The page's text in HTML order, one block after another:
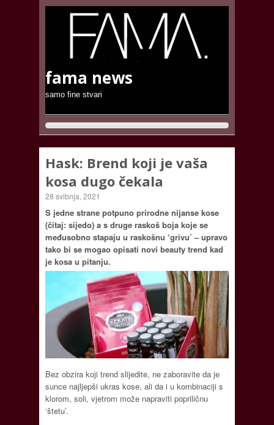
fama news
samo fine stvari
Hask: Brend koji je vaša
kosa dugo čekala
28 svibnja, 2021
S jedne strane potpuno prirodne nijanse kose
(čitaj: sijedo) a s druge raskoš boja koje se
međusobno stapaju u raskošnu ‘grivu’ – upravo
tako bi se mogao opisati novi beauty trend kad
je kosa u pitanju.
Bez obzira koji trend slijedite, ne zaboravite da je
sunce najljepši ukras kose, ali da i u kombinaciji s
klorom, soli, vjetrom može napraviti popriličnu
‘štetu’.